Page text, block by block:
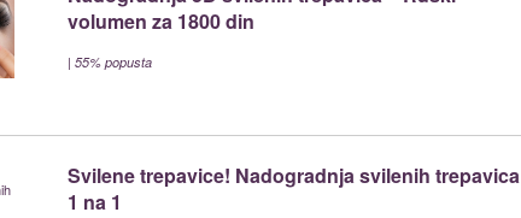
volumen za 1800 din
| 55% popusta
Svilene trepavice! Nadogradnja svilenih trepavica
1 na 1